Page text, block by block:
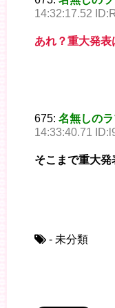
14:32:17.52
あれ？重大発表
675: 名無しの
14:33:40.71
そこまで重大
- 未分類